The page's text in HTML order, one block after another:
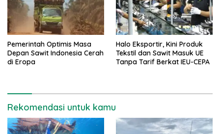
Pemerintah Optimis Masa
Depan Sawit Indonesia Cerah
di Eropa
Halo Eksportir, Kini Produk
Tekstil dan Sawit Masuk UE
Tanpa Tarif Berkat IEU-CEPA
Rekomendasi untuk kamu